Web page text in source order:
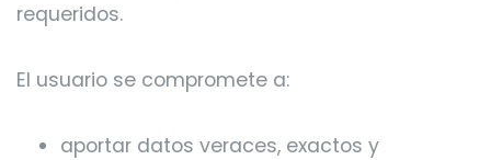
requeridos.
El usuario se compromete a:
aportar datos veraces, exactos y